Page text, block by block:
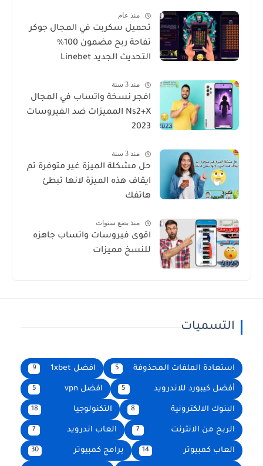
منذ عام
تحميل سكربت في المجال جوكر
تفاحة ربح مضمون 100%
التحديث الجديد Linebet
منذ 3 سنة
افجر نسخة واتساب في المجال
Ns2+X المميزات ضد الفيروسات
2023
منذ 3 سنة
حل مشكلة الميزة غير متوفرة تم
ايقاف هذه الميزة لانها تبطئ
هاتفك
منذ بضع سنوات
اقوى فيروسات واتساب جاهزه
للنسخ مميزات
التسميات
استعادة الملفات المحذوفة 5 افضل 1xbet 9
أفضل كيبورد للاندرويد 5 افضل vpn 5
البنوك الالكترونية 8 التكنولوجيا 18
الربح من الانترنت 7 العاب اندرويد 7
العاب كمبيوتر 14 برامج كمبيوتر 30